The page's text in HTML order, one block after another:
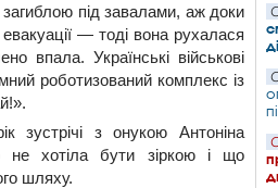
загиблою під завалами, аж доки
— тоді вона рухалася
впала. Українські військові
роботизований комплекс із
зустрічі з онукою Антоніна
не хотіла бути зіркою і що
шляху.